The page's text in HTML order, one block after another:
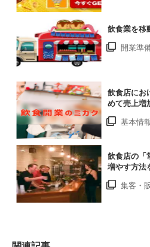
飲食業を移
開業準
飲食店にお
めて売上増
基本情
飲食店の「
増やす方法
集客・